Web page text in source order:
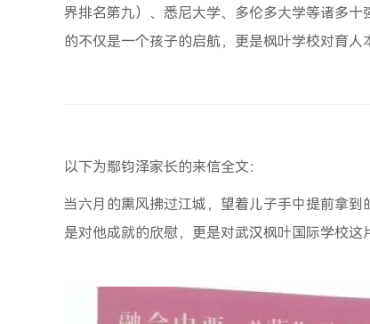
界排名第九）、悉尼大学、多伦多大学等诸多
的不仅是一个孩子的启航，更是枫叶学校对育
以下为鄢钧泽家长的来信全文：
当六月的熏风拂过江城，望着儿子手中提前拿
是对他成就的欣慰，更是对武汉枫叶国际学校这